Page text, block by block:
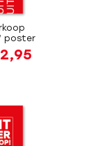
poster
2,95